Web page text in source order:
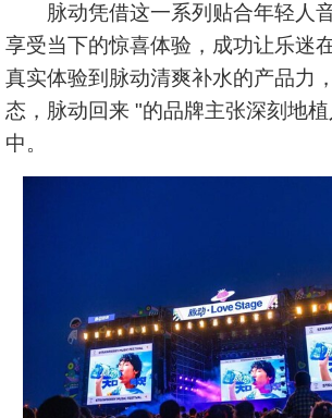
脉动凭借这一系列贴合年轻人音
享受当下的惊喜体验，成功让乐迷
真实体验到脉动清爽补水的产品力
态，脉动回来 "的品牌主张深刻地
中。